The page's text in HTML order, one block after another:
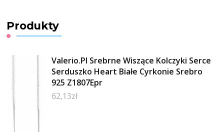
Produkty
Valerio.Pl Srebrne Wiszące Kolczyki Serce
Serduszko Heart Białe Cyrkonie Srebro
925 Z1807Epr
62,13zł